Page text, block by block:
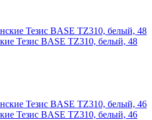
Тезис BASE TZ310, белый, 48
Тезис BASE TZ310, белый, 46